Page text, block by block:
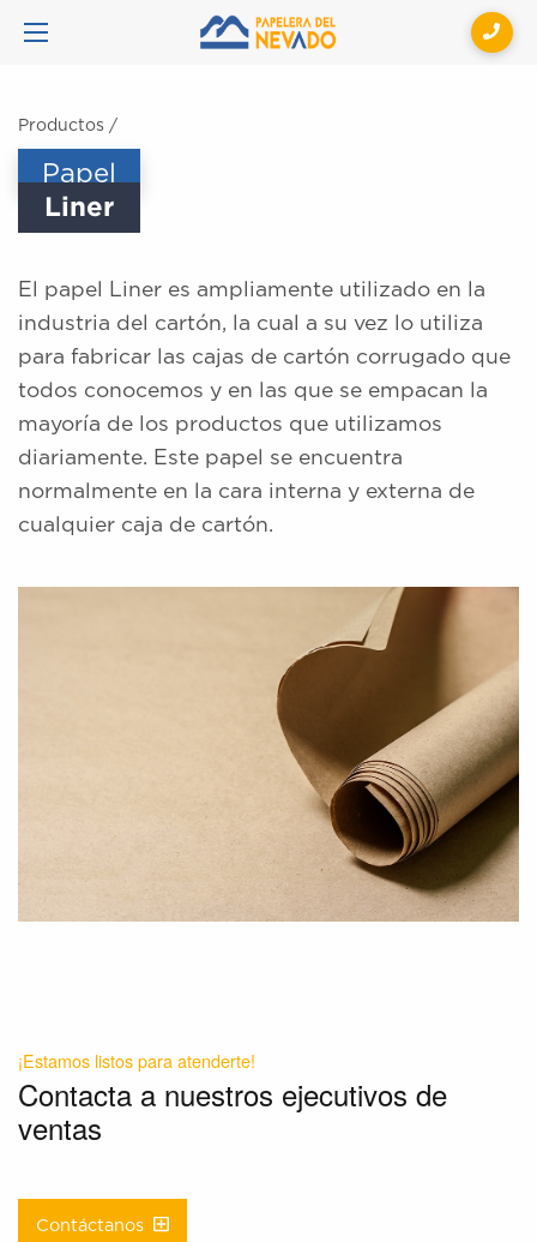
Productos /
Papel
Liner
El papel Liner es ampliamente utilizado en la
industria del cartón, la cual a su vez lo utiliza
para fabricar las cajas de cartón corrugado que
todos conocemos y en las que se empacan la
mayoría de los productos que utilizamos
diariamente. Este papel se encuentra
normalmente en la cara interna y externa de
cualquier caja de cartón.
¡Estamos listos para atenderte!
Contacta a nuestros ejecutivos de
ventas
Contáctanos